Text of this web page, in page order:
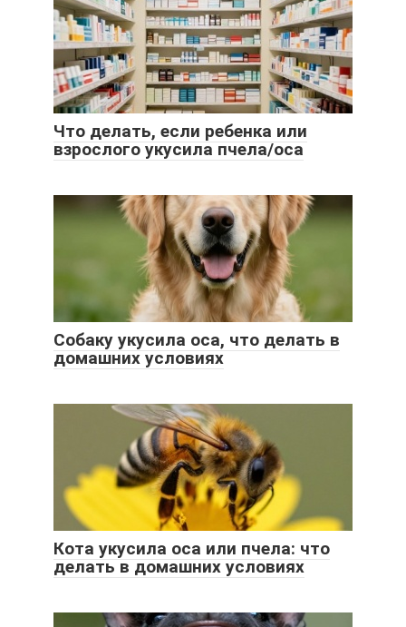
Что делать, если ребенка или
взрослого укусила пчела/оса
Собаку укусила оса, что делать в
домашних условиях
Кота укусила оса или пчела: что
делать в домашних условиях